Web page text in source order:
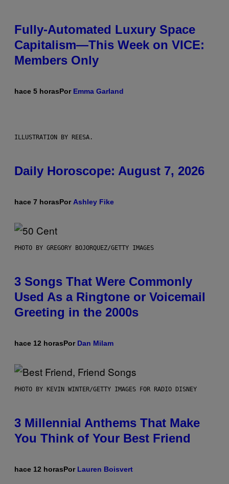
Fully-Automated Luxury Space
Capitalism—This Week on VICE:
Members Only
hace 5 horasPor Emma Garland
ILLUSTRATION BY REESA.
Daily Horoscope: August 7, 2026
hace 7 horasPor Ashley Fike
PHOTO BY GREGORY BOJORQUEZ/GETTY IMAGES
3 Songs That Were Commonly
Used As a Ringtone or Voicemail
Greeting in the 2000s
hace 12 horasPor Dan Milam
PHOTO BY KEVIN WINTER/GETTY IMAGES FOR RADIO DISNEY
3 Millennial Anthems That Make
You Think of Your Best Friend
hace 12 horasPor Lauren Boisvert